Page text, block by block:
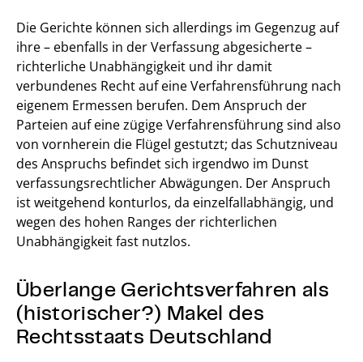
Die Gerichte können sich allerdings im Gegenzug auf
ihre – ebenfalls in der Verfassung abgesicherte –
richterliche Unabhängigkeit und ihr damit
verbundenes Recht auf eine Verfahrensführung nach
eigenem Ermessen berufen. Dem Anspruch der
Parteien auf eine zügige Verfahrensführung sind also
von vornherein die Flügel gestutzt; das Schutzniveau
des Anspruchs befindet sich irgendwo im Dunst
verfassungsrechtlicher Abwägungen. Der Anspruch
ist weitgehend konturlos, da einzelfallabhängig, und
wegen des hohen Ranges der richterlichen
Unabhängigkeit fast nutzlos.
Überlange Gerichtsverfahren als
(historischer?) Makel des
Rechtsstaats Deutschland